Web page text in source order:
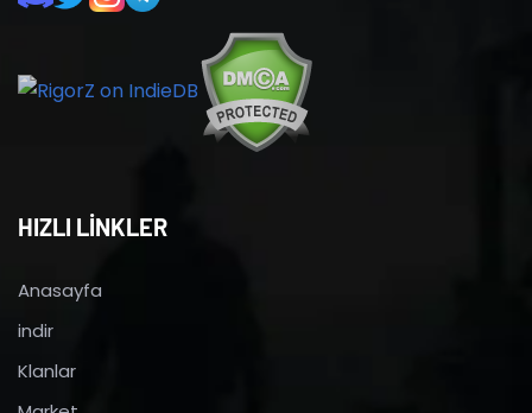
HIZLI LİNKLER
Anasayfa
indir
Klanlar